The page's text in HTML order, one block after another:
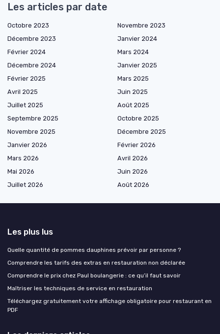
Les articles par date
Octobre 2023
Novembre 2023
Décembre 2023
Janvier 2024
Février 2024
Mars 2024
Décembre 2024
Janvier 2025
Février 2025
Mars 2025
Avril 2025
Juin 2025
Juillet 2025
Août 2025
Septembre 2025
Octobre 2025
Novembre 2025
Décembre 2025
Janvier 2026
Février 2026
Mars 2026
Avril 2026
Mai 2026
Juin 2026
Juillet 2026
Août 2026
Les plus lus
Quelle quantité de pommes dauphines prévoir par personne ?
Comprendre les tarifs des extras en restauration non déclarée
Comprendre le prix chez Paul boulangerie : ce qu’il faut savoir
Maîtriser les techniques de service en restauration
Téléchargez gratuitement votre affichage obligatoire pour restaurant en
PDF